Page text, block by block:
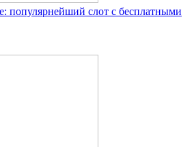
популярнейший слот с бесплатными